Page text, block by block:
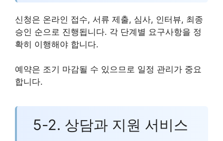
신청은 온라인 접수, 서류 제출, 심사, 인터뷰, 최종
승인 순으로 진행됩니다. 각 단계별 요구사항을 정
확히 이행해야 합니다.
예약은 조기 마감될 수 있으므로 일정 관리가 중요
합니다.
5-2. 상담과 지원 서비스